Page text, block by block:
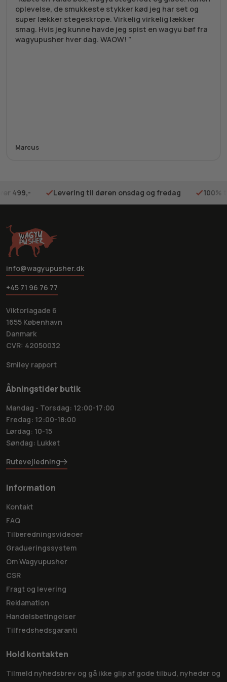
oplevelse, de smukkeste stykker kød jeg har set og
super lækker stegeskrope. Virkelig virkelig lækker
smag. Hvis jeg kunne havde jeg spist en wagyu bøf fra
wagyupusher hver dag. WAOW!
Marcus
499,- Levering til døren onsdag og fredag 100%
info@wagyupusher.dk
+45 71 96 76 77
Viktoriagade 6
1655 København
Danmark
CVR: 42050032
Smiley rapport
Åbningstider butik
Mandag - Torsdag: 12:00-17:00
Fredag: 12:00-18:00
Lørdag: 10-15
Søndag: Lukket
Rutevejledning
Information
Kontakt
FAQ
Tilberedningsvideoer
Gradueringssystem
Om Wagyupusher
CSR
Fragt og levering
Reklamation
Handelsbetingelser
Tilfredshedsgaranti
Hold kontakten
Tilmeld nyhedsbrev og gå ikke glip af gode tilbud, nyheder og